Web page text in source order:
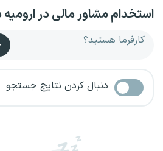
استخدام مشاور مالی در
کارفرما هستید؟
دنبال کردن نتایج جستجو